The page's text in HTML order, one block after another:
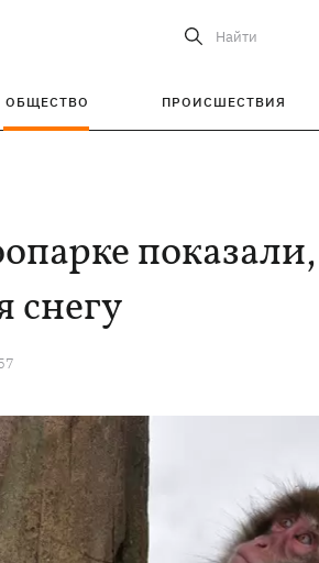
Найти
ОБЩЕСТВО ПРОИСШЕСТВИЯ
снегу